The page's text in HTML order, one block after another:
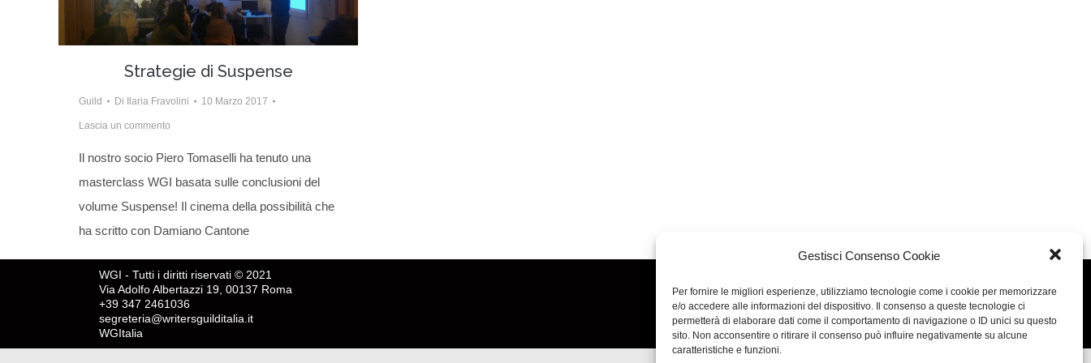
Gestisci Consenso Cookie
Per fornire le migliori esperienze, utilizziamo tecnologie come i cookie per memorizzare
e/o accedere alle informazioni del dispositivo. Il consenso a queste tecnologie ci
permetterà di elaborare dati come il comportamento di navigazione o ID unici su questo
sito. Non acconsentire o ritirare il consenso può influire negativamente su alcune
caratteristiche e funzioni.
Strategie di Suspense
Guild Di Ilaria Fravolini 10 Marzo 2017
Lascia un commento
Il nostro socio Piero Tomaselli ha tenuto una
masterclass WGI basata sulle conclusioni del
volume Suspense! Il cinema della possibilità che
ha scritto con Damiano Cantone
WGI - Tutti i diritti riservati © 2021
Via Adolfo Albertazzi 19, 00137 Roma
+39 347 2461036
segreteria@writersguilditalia.it
WGItalia
Concept: Annamaria De Paola - Realizzazione: AF
Cookie & Privacy Policy